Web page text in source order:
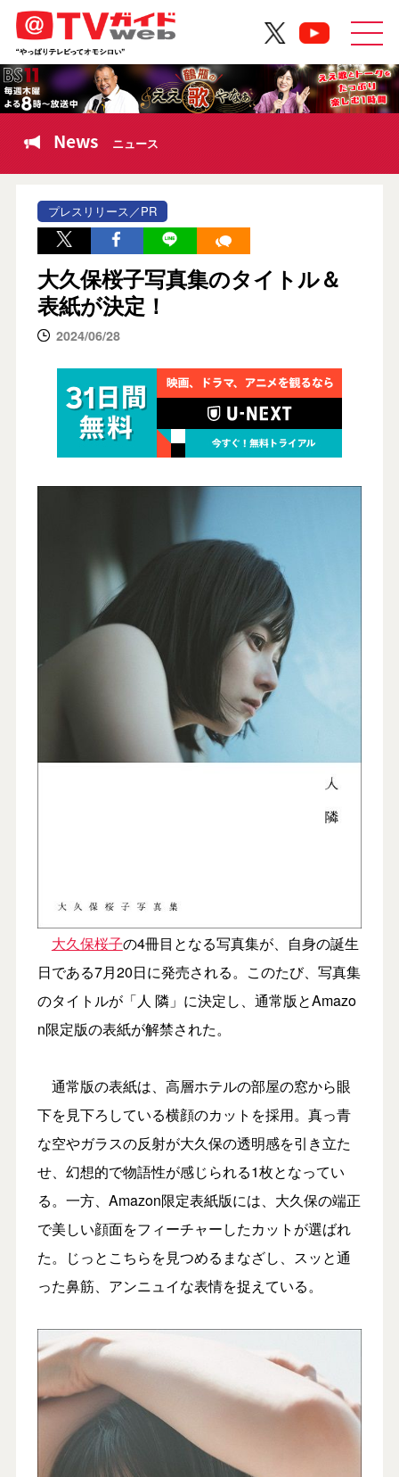
News ニュース
プレスリリース／PR
大久保桜子写真集のタイトル＆
表紙が決定！
2024/06/28
大久保桜子の4冊目となる写真集が、自身の誕生
日である7月20日に発売される。このたび、写真集
のタイトルが「人 隣」に決定し、通常版とAmazo
n限定版の表紙が解禁された。
通常版の表紙は、高層ホテルの部屋の窓から眼
下を見下ろしている横顔のカットを採用。真っ青
な空やガラスの反射が大久保の透明感を引き立た
せ、幻想的で物語性が感じられる1枚となってい
る。一方、Amazon限定表紙版には、大久保の端正
で美しい顔面をフィーチャーしたカットが選ばれ
た。じっとこちらを見つめるまなざし、スッと通
った鼻筋、アンニュイな表情を捉えている。